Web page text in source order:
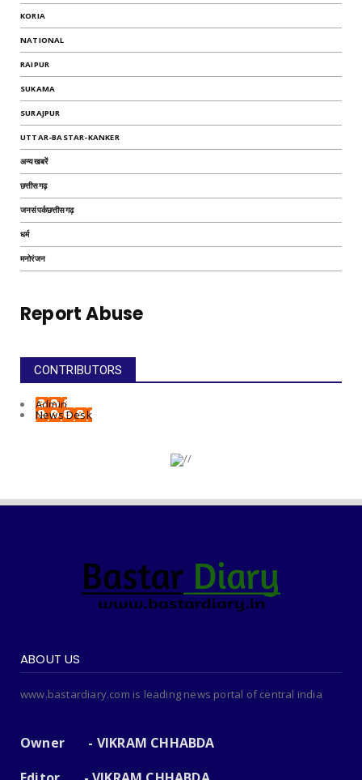
KORIA
NATIONAL
RAIPUR
SUKAMA
SURAJPUR
UTTAR-BASTAR-KANKER
अन्यखबरें
छत्तीसगढ़
जनसंपर्कछत्तीसगढ़
धर्म
मनोरंजन
Report Abuse
CONTRIBUTORS
Admin
News Desk
ABOUT US
www.bastardiary.com is leading news portal of central india
Owner - VIKRAM CHHABDA